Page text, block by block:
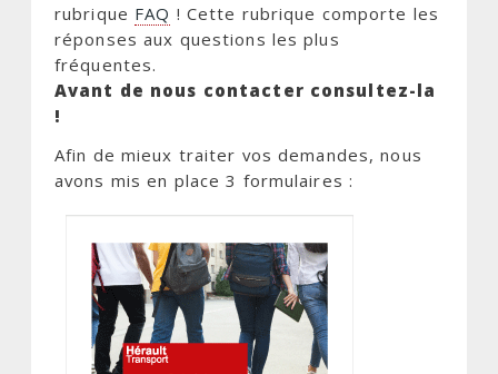
rubrique FAQ ! Cette rubrique comporte les
réponses aux questions les plus
fréquentes.
Avant de nous contacter consultez-la
!
Afin de mieux traiter vos demandes, nous
avons mis en place 3 formulaires :